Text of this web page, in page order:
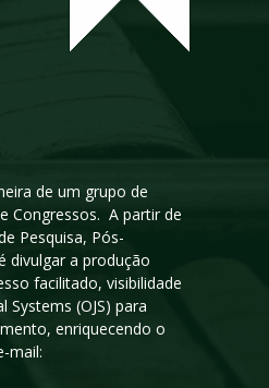
de um grupo de
Congressos. A partir de
Pesquisa, Pós-
divulgar a produção
facilitado, visibilidade
(OJS) para
enriquecendo o
mail: